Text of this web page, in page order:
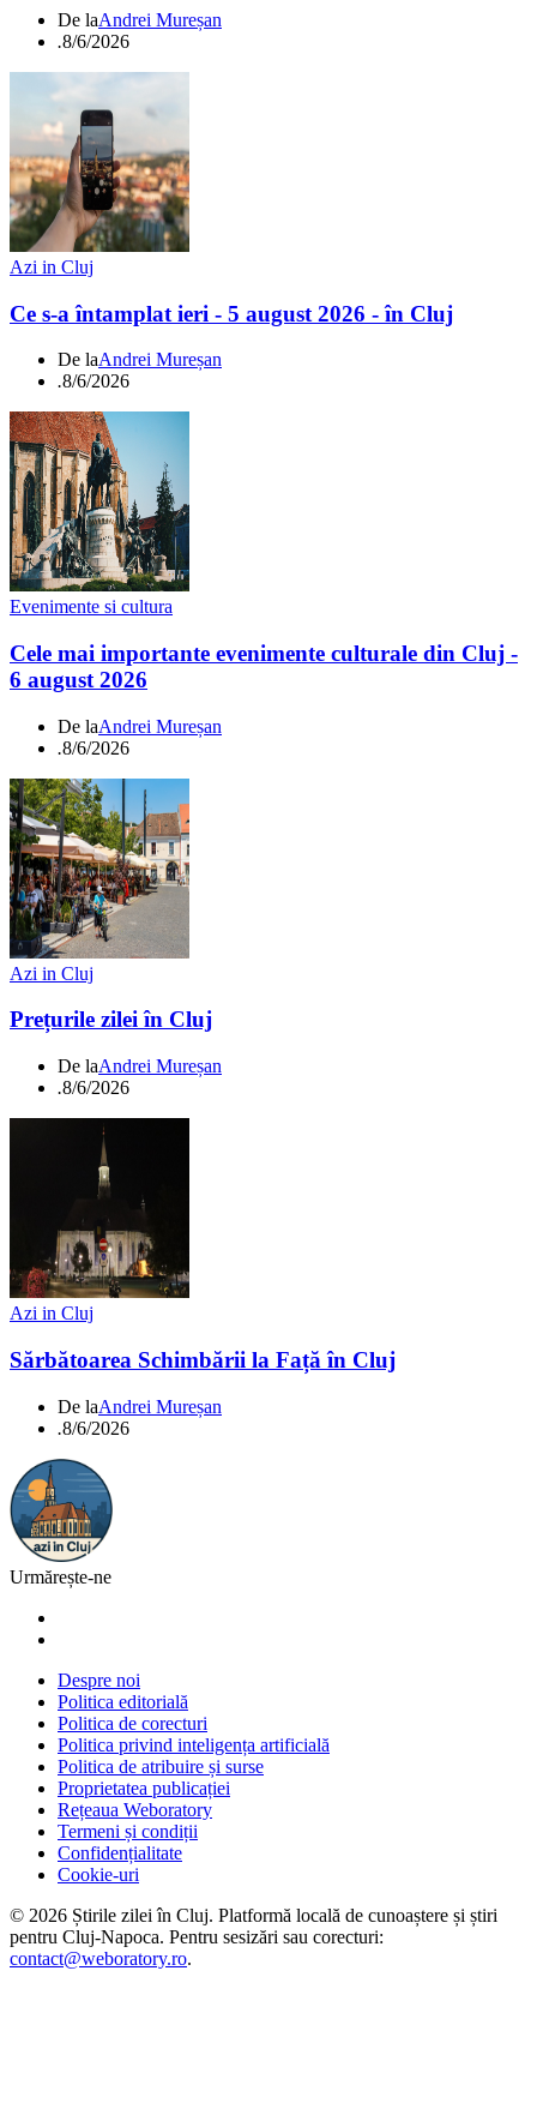
De laAndrei Mureșan
.8/6/2026
Azi in Cluj
Ce s-a întamplat ieri - 5 august 2026 - în Cluj
De laAndrei Mureșan
.8/6/2026
Evenimente si cultura
Cele mai importante evenimente culturale din Cluj -
6 august 2026
De laAndrei Mureșan
.8/6/2026
Azi in Cluj
Prețurile zilei în Cluj
De laAndrei Mureșan
.8/6/2026
Azi in Cluj
Sărbătoarea Schimbării la Față în Cluj
De laAndrei Mureșan
.8/6/2026
Urmărește-ne
Despre noi
Politica editorială
Politica de corecturi
Politica privind inteligența artificială
Politica de atribuire și surse
Proprietatea publicației
Rețeaua Weboratory
Termeni și condiții
Confidențialitate
Cookie-uri
© 2026 Știrile zilei în Cluj. Platformă locală de cunoaștere și știri
pentru Cluj-Napoca. Pentru sesizări sau corecturi:
contact@weboratory.ro.